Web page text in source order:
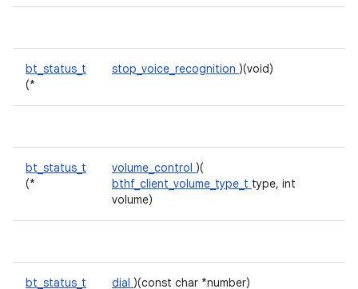
bt_status_t
(*
stop_voice_recognition )(void)
bt_status_t
(*
volume_control )(
bthf_client_volume_type_t type, int
volume)
bt_status_t
dial )(const char *number)